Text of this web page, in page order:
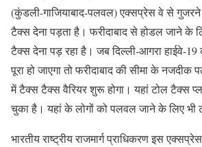
(कुंडली-गाजियाबाद-पलवल) एक्सप्रेस वे से गुजरने
टैक्स देना पड़ता है। फरीदाबाद से होडल जाने के
टैक्स देना पड़ रहा है। जब दिल्ली-आगरा हाईवे-19
पूरा हो जाएगा तो फरीदाबाद की सीमा के नजदीक
में टैक्स टैक्स वैरियर शुरू होगा। यहां टोल टैक्स
चुका है। यहां के लोगों को पलवल जाने के लिए भी
भारतीय राष्ट्रीय राजमार्ग प्राधिकरण इस